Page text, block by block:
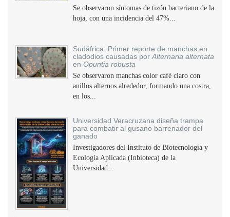
Se observaron síntomas de tizón bacteriano de la
hoja, con una incidencia del 47%...
Sudáfrica: Primer reporte de manchas en
cladodios causadas porAlternaria alternata
en Opuntia robusta
Se observaron manchas color café claro con
anillos alternos alrededor, formando una costra,
en los...
Universidad Veracruzana diseña trampa
para combatir al gusano barrenador del
ganado
Investigadores del Instituto de Biotecnología y
Ecología Aplicada (Inbioteca) de la
Universidad...